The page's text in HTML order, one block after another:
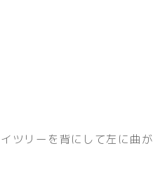
ツリーを背にして左に曲が